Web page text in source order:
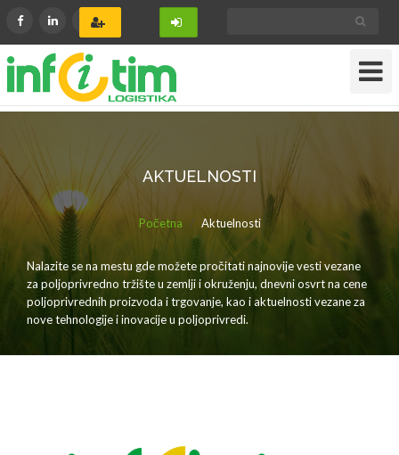
Toggle
AKTUELNOSTI
Početna Aktuelnosti
Nalazite se na mestu gde možete pročitati najnovije vesti vezane
za poljoprivredno tržište u zemlji i okruženju, dnevni osvrt na cene
poljoprivrednih proizvoda i trgovanje, kao i aktuelnosti vezane za
nove tehnologije i inovacije u poljoprivredi.